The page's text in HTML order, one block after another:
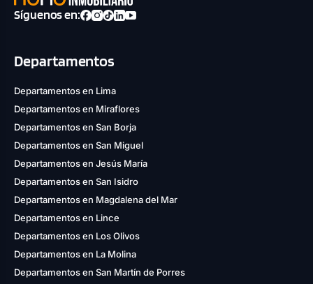
Síguenos en:
Departamentos
Departamentos en Lima
Departamentos en Miraflores
Departamentos en San Borja
Departamentos en San Miguel
Departamentos en Jesús María
Departamentos en San Isidro
Departamentos en Magdalena del Mar
Departamentos en Lince
Departamentos en Los Olivos
Departamentos en La Molina
Departamentos en San Martín de Porres